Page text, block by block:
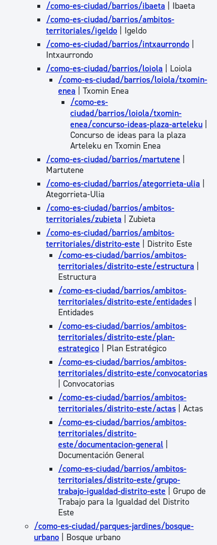
/como-es-ciudad/barrios/ibaeta | Ibaeta
/como-es-ciudad/barrios/ambitos-
territoriales/igeldo | Igeldo
/como-es-ciudad/barrios/intxaurrondo
Intxaurrondo
/como-es-ciudad/barrios/loiola | Loiola
/como-es-ciudad/barrios/loiola/txomin-
enea | Txomin Enea
/como-es-
ciudad/barrios/loiola/txomin-
enea/concurso-ideas-plaza-arteleku
Concurso de ideas para la plaza
Arteleku en Txomin Enea
/como-es-ciudad/barrios/martutene
Martutene
/como-es-ciudad/barrios/ategorrieta-ulia
Ategorrieta-Ulia
/como-es-ciudad/barrios/ambitos-
territoriales/zubieta | Zubieta
/como-es-ciudad/barrios/ambitos-
territoriales/distrito-este | Distrito Este
/como-es-ciudad/barrios/ambitos-
territoriales/distrito-este/estructura
Estructura
/como-es-ciudad/barrios/ambitos-
territoriales/distrito-este/entidades
Entidades
/como-es-ciudad/barrios/ambitos-
territoriales/distrito-este/plan-
estrategico | Plan Estratégico
/como-es-ciudad/barrios/ambitos-
territoriales/distrito-este/convocatorias
| Convocatorias
/como-es-ciudad/barrios/ambitos-
territoriales/distrito-este/actas | Actas
/como-es-ciudad/barrios/ambitos-
territoriales/distrito-
este/documentacion-general
Documentación General
/como-es-ciudad/barrios/ambitos-
territoriales/distrito-este/grupo-
trabajo-igualdad-distrito-este | Grupo de
Trabajo para la Igualdad del Distrito
Este
/como-es-ciudad/parques-jardines/bosque-
urbano | Bosque urbano